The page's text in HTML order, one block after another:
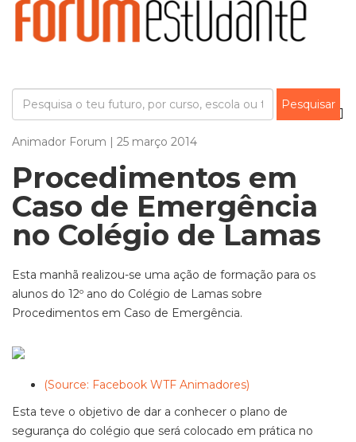
Animador Forum | 25 março 2014
Procedimentos em
Caso de Emergência
no Colégio de Lamas
Esta manhã realizou-se uma ação de formação para os
alunos do 12º ano do Colégio de Lamas sobre
Procedimentos em Caso de Emergência.
(Source: Facebook WTF Animadores)
Esta teve o objetivo de dar a conhecer o plano de
segurança do colégio que será colocado em prática no